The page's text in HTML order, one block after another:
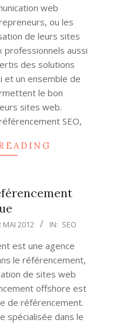
web
ou les
de leurs sites
aussi
des solutions
et un ensemble de
le bon
sites web.
SEO,
MAI 2012 IN: SEO
est une agence
le référencement,
de sites web
offshore est
de référencement.
spécialisée dans le